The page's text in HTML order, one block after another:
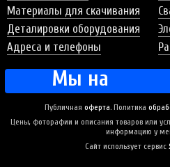
Материалы для скачивания
Деталировки оборудования
Адреса и телефоны
Мы на
Публичная оферта. Политика
Цены, фоторафии и описания товаров или
информацию у
Сайт использует сервис